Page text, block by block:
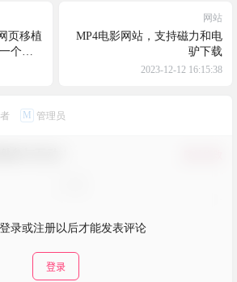
页移植
个项
网站
MP4电影网站，支持磁力和电
驴下载
2023-12-12 16:15:38
M 管理员
录或注册以后才能发表评论
登录